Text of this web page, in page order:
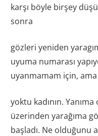
karşı böyle birşey
sonra
gözleri yeniden
uyuma numarası
uyanmamam için,
yoktu kadının.
üzerinden yarağıma
başladı. Ne olduğunu